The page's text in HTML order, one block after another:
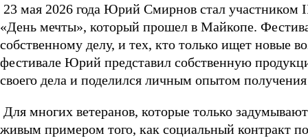
23 мая 2026 года Юрий Смирнов стал участником
«День мечты», который прошел в Майкопе.
собственному делу, и тех, кто только ищет новые
фестивале Юрий представил собственную
своего дела и поделился личным опытом
Для многих ветеранов, которые только
живым примером того, как социальный контракт